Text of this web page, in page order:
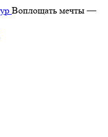
Воплощать мечты —